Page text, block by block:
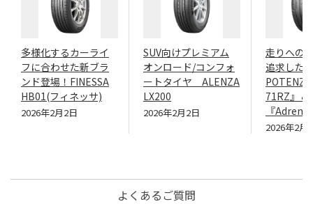
多様化するカーライ
フに合わせた新ブラ
ンド登場！FINESSA
HB01(フィネッサ)
2026年2月2日
SUV向けプレミアム
オンロード/コンフォ
ートタイヤ ALENZA
LX200
2026年2月2日
走りへの
追求した
71RZ』＆
『
2026年2月
よくあるご質問